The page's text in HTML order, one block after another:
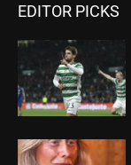
EDITOR PICKS